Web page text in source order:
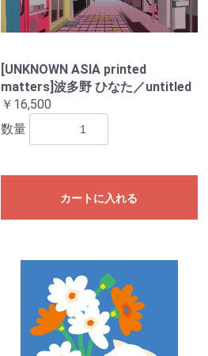
[UNKNOWN ASIA printed
matters]波多野 ひなた／untitled
￥16,500
数量
カートに入れる